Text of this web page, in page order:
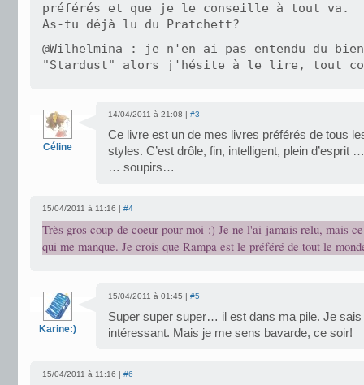
préférés et que je le conseille à tout va.
As-tu déjà lu du Pratchett?
@Wilhelmina : je n'en ai pas entendu du
"Stardust" alors j'hésite à le lire, tout
Céline
14/04/2011 à 21:08 | #3
Ce livre est un de mes livres préférés de tous
styles. C’est drôle, fin, intelligent, plein
… soupirs…
15/04/2011 à 11:16 | #4
Très gros coup de coeur pour moi :) Je ne l'ai jamais relu, mais
qui me manque. Je crois que Rampa est le préféré de tout le
Karine:)
15/04/2011 à 01:45 | #5
Super super super… il est dans ma pile. Je
intéressant. Mais je me sens bavarde, ce soir!
15/04/2011 à 11:16 | #6